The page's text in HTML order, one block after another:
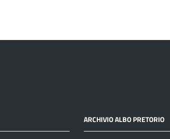
ARCHIVIO ALBO PRETORIO